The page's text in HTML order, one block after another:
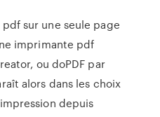
sur une seule page
imprimante pdf
ou doPDF par
alors dans les choix
depuis